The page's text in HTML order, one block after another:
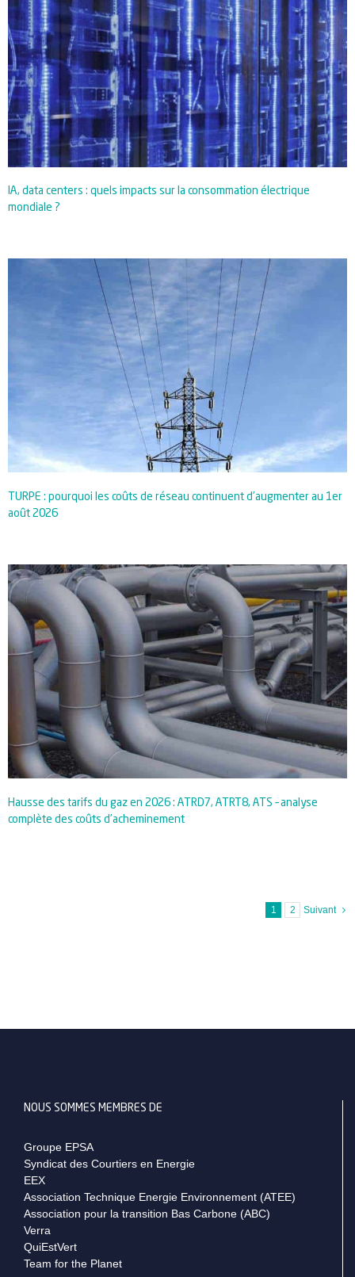
IA, data centers : quels impacts sur la consommation électrique
mondiale ?
TURPE : pourquoi les coûts de réseau continuent d’augmenter au 1er
août 2026
Hausse des tarifs du gaz en 2026 : ATRD7, ATRT8, ATS – analyse
complète des coûts d’acheminement
1 2 Suivant
NOUS SOMMES MEMBRES DE
Groupe EPSA
Syndicat des Courtiers en Energie
EEX
Association Technique Energie Environnement (ATEE)
Association pour la transition Bas Carbone (ABC)
Verra
QuiEstVert
Team for the Planet